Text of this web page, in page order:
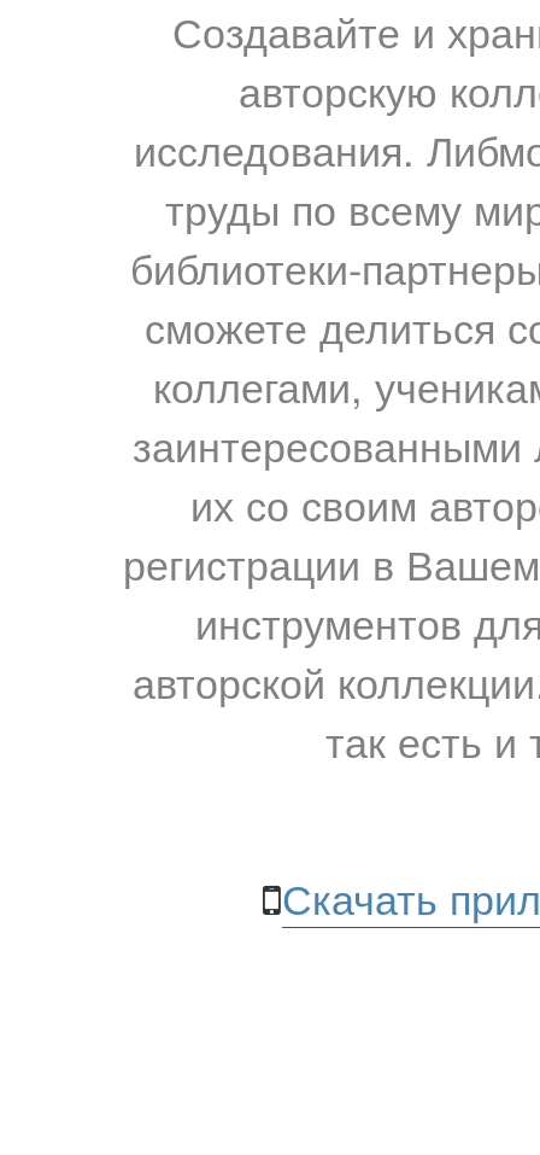
Создавайте и
авторскую
исследования.
труды по всему
библиотеки-
сможете делиться
коллегами,
их со своим
регистрации в
инструментов
авторской
так есть и
Скачать